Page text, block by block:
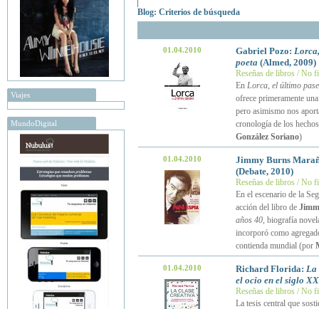
Viajes
MundoDigital
Blog: Criterios de búsqueda
01.04.2010 Gabriel Pozo:
poeta (Almed, 2009)
Reseñas de libros / No
En Lorca, el último
ofrece primeramente
pero asimismo nos
cronología de los
González Soriano)
01.04.2010
Jimmy Burns
(Debate, 2010)
Reseñas de libros / No
En el escenario de la
acción del libro de
años 40, biografía
incorporó como
contienda mundial (por
01.04.2010 Richard Florida: La
el ocio en el siglo
Reseñas de libros / No
La tesis central que